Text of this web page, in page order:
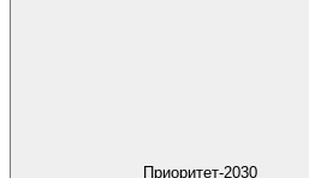
Приоритет-2030